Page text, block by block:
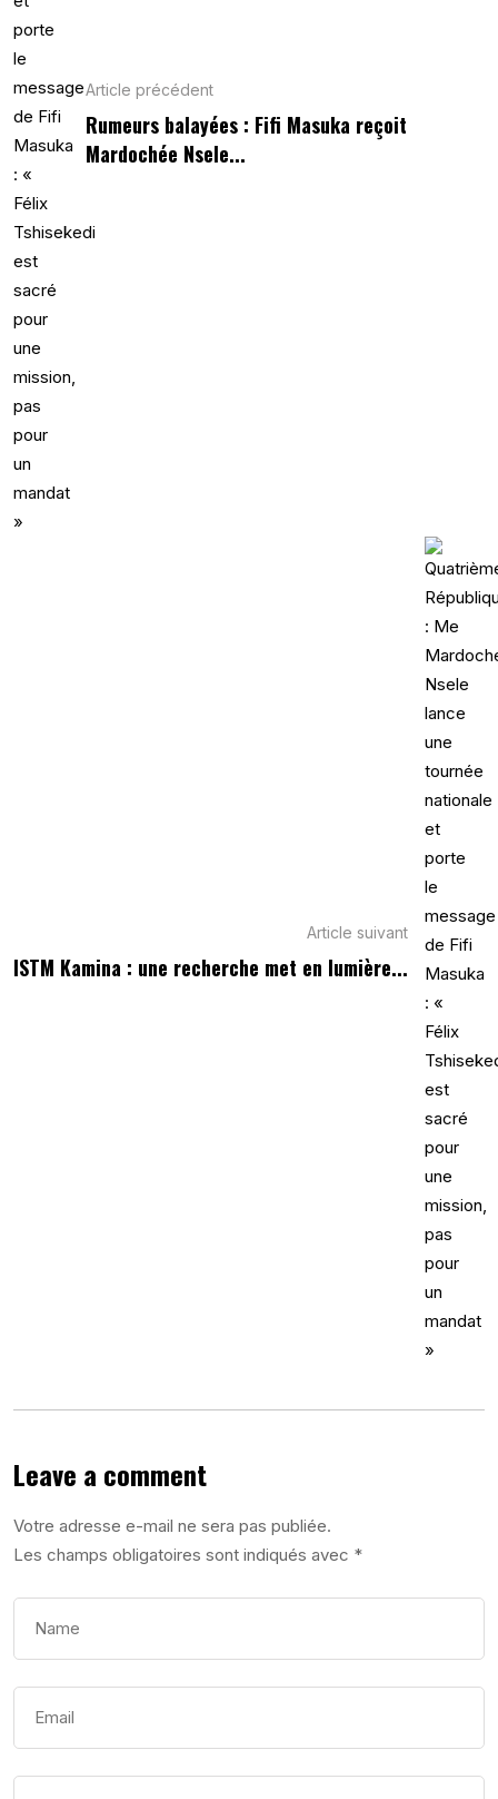
Article précédent
Rumeurs balayées : Fifi Masuka reçoit
Mardochée Nsele...
Article suivant
ISTM Kamina : une recherche met en lumière...
Leave a comment
Votre adresse e-mail ne sera pas publiée.
Les champs obligatoires sont indiqués avec *